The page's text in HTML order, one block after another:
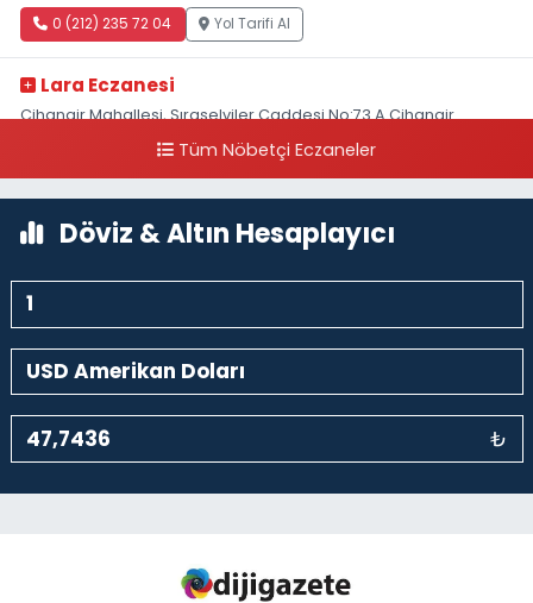
0 (212) 235 72 04 Yol Tarifi Al
Lara Eczanesi
Cihangir Mahallesi, Sıraselviler Caddesi No:73 A Cihangir
Tüm Nöbetçi Eczaneler
Döviz & Altın Hesaplayıcı
₺